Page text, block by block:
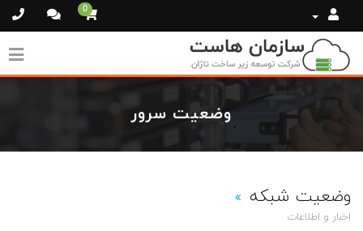
0
وضعیت سرور
وضعیت شبکه
اخبار و اطلاعات